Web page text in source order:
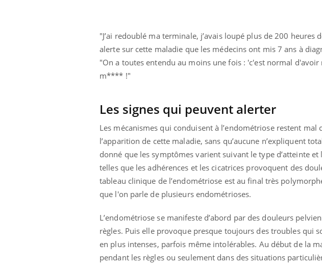
"J’ai redoublé ma terminale, j’avais loupé plus de 200
alerte sur cette maladie que les médecins ont mis 7 ans à
"On a toutes entendu au moins une fois : 'c'est normal
m**** !"
Les signes qui peuvent alerter
Les mécanismes qui conduisent à l’endométriose restent mal
l’apparition de cette maladie, sans qu’aucune n’expliquent
donné que les symptômes varient suivant le type d’atteinte
telles que les adhérences et les cicatrices provoquent des
tableau clinique de l’endométriose est au final très
que l'on parle de plusieurs endométrioses.
L’endométriose se manifeste d’abord par des douleurs
règles. Puis elle provoque presque toujours des troubles qui
en plus intenses, parfois même intolérables. Au début de la
pendant les règles ou seulement dans des situations
Diabète & Ramadan 2026Youtube
Le Ramadan approche, et, pour de
défis, mais ...
Youtube
Un « jumeau numérique
faciliter l’accès à la
mutualiste innove en matière
santé : l'utilisation d'un «
numérique » permet ...